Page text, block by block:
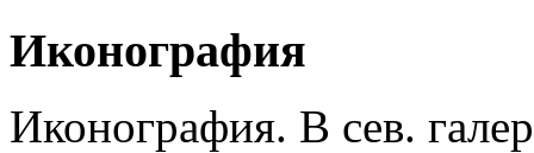
Иконография
Иконография. В сев.